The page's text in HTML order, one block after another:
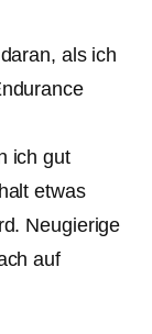
als ich
ich gut
etwas
Neugierige
auf